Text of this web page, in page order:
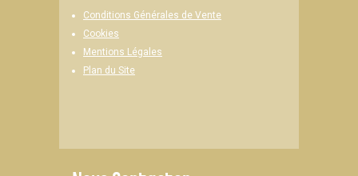
Conditions Générales de Vente
Cookies
Mentions Légales
Plan du Site